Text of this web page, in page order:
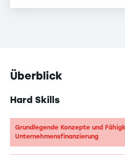
Überblick
Hard Skills
Grundlegende Konzepte und
Unternehmensfinanzierung